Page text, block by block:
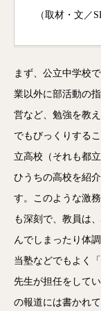
（取材・文／
まず、公立中学校
業以外に部活動の
営など、勉強を教
でもびっくりする
立高校（それも都
ひうちの高校を紹
す。このような激
も深刻で、教員は
んでしまったり体
当塾などでもよく
先生が担任をして
の報道には書かれ